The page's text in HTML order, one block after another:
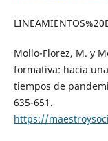
Mollo-Florez, M. y
formativa: hacia
tiempos de
635-651.
https://